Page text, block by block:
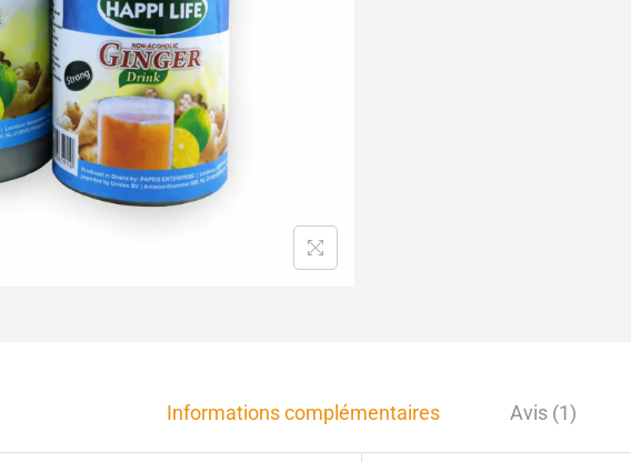
Informations complémentaires Avis (1)